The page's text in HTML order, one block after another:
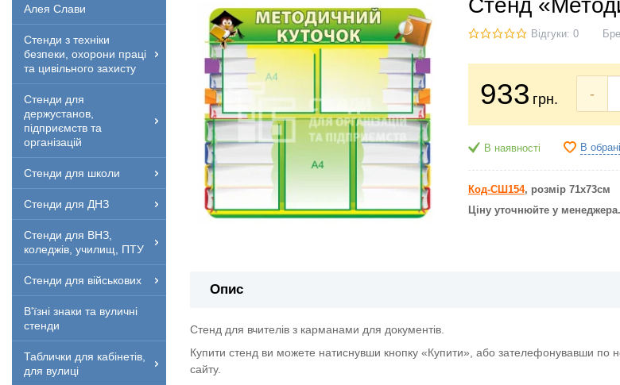
Алея Слави
Стенди з техніки
безпеки, охорони праці
та цивільного захисту
Стенди для
держустанов,
підприємств та
організацій
Стенди для школи
Стенди для ДНЗ
Стенди для ВНЗ,
коледжів, училищ, ПТУ
Стенди для військових
В'їзні знаки та вуличні
стенди
Таблички для кабінетів,
для вулиці
Стенд
Відгуки: 0
933 грн. -
В наявності В обрані
Код-СШ154, розмір 71х73см
Ціну уточнюйте у менеджера.
Опис
Стенд для вчителів з карманами для документів.
Купити стенд ви можете натиснувши кнопку «Купити», або зателефонувавши по
сайту.